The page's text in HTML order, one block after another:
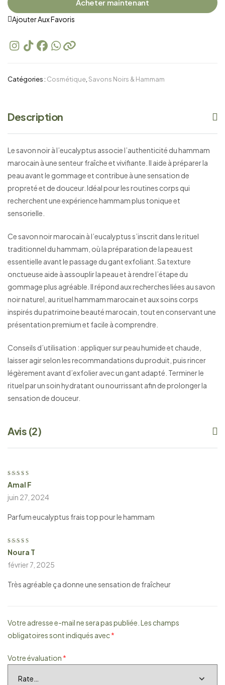
Acheter maintenant
Ajouter Aux Favoris
Catégories : Cosmétique Savons Noirs & Hammam
Description
Le savon noir à l’eucalyptus associe l’authenticité du hammam
marocain à une senteur fraîche et vivifiante. Il aide à préparer la
peau avant le gommage et contribue à une sensation de
propreté et de douceur. Idéal pour les routines corps qui
recherchent une expérience hammam plus tonique et
sensorielle.
Ce savon noir marocain à l’eucalyptus s’inscrit dans le rituel
traditionnel du hammam, où la préparation de la peau est
essentielle avant le passage du gant exfoliant. Sa texture
onctueuse aide à assouplir la peau et à rendre l’étape du
gommage plus agréable. Il répond aux recherches liées au savon
noir naturel, au rituel hammam marocain et aux soins corps
inspirés du patrimoine beauté marocain, tout en conservant une
présentation premium et facile à comprendre.
Conseils d’utilisation : appliquer sur peau humide et chaude,
laisser agir selon les recommandations du produit, puis rincer
légèrement avant d’exfolier avec un gant adapté. Terminer le
rituel par un soin hydratant ou nourrissant afin de prolonger la
sensation de douceur.
Avis (2)
Note4sur
Amal F
juin 27, 2024
Parfum eucalyptus frais top pour le hammam
Note 5sur 5
Noura T
février 7, 2025
Très agréable ça donne une sensation de fraîcheur
Votre adresse e-mail ne sera pas publiée. Les champs
obligatoires sont indiqués avec*
Votre évaluation *